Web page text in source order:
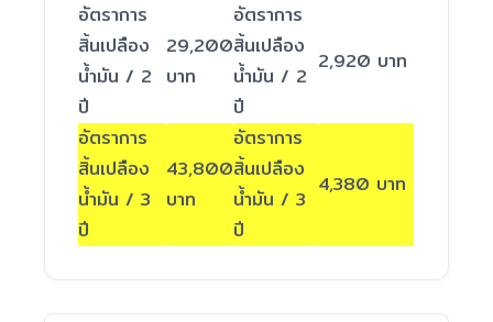
อัตราการ
สิ้นเปลือง
น้ำมัน / 2
ปี
29,200
บาท
อัตราการ
สิ้นเปลือง
น้ำมัน / 2
ปี
2,920 บาท
อัตราการ
สิ้นเปลือง
น้ำมัน / 3
ปี
43,800
บาท
อัตราการ
สิ้นเปลือง
น้ำมัน / 3
ปี
4,380 บาท